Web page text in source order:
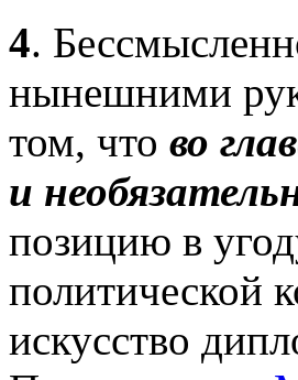
4.
нынешними
том, что во
и
позицию в
политической
искусство